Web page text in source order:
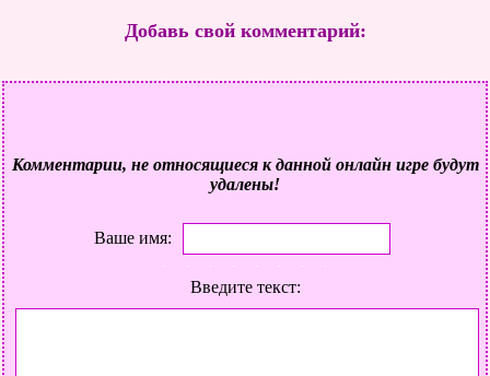
Добавь свой комментарий:
Комментарии, не относящиеся к данной онлайн игре будут
удалены!
Ваше имя:
Введите текст: